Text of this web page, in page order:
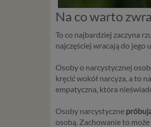
Na co warto
To co najbardziej zaczyna
najczęściej wracają do jego
Osoby o narcystycznej
kręcić wokół narcyza, a to
empatyczna, która
Osoby narcystyczne
osobą. Zachowanie to